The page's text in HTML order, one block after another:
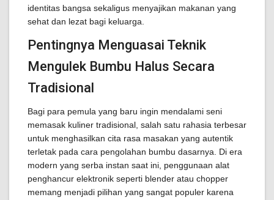
identitas bangsa sekaligus menyajikan makanan yang
sehat dan lezat bagi keluarga.
Pentingnya Menguasai Teknik
Mengulek Bumbu Halus Secara
Tradisional
Bagi para pemula yang baru ingin mendalami seni
memasak kuliner tradisional, salah satu rahasia terbesar
untuk menghasilkan cita rasa masakan yang autentik
terletak pada cara pengolahan bumbu dasarnya. Di era
modern yang serba instan saat ini, penggunaan alat
penghancur elektronik seperti blender atau chopper
memang menjadi pilihan yang sangat populer karena